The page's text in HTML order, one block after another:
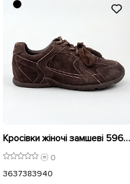
Кросівки жіночі замшеві 596017 Коричневі
0
3637383940